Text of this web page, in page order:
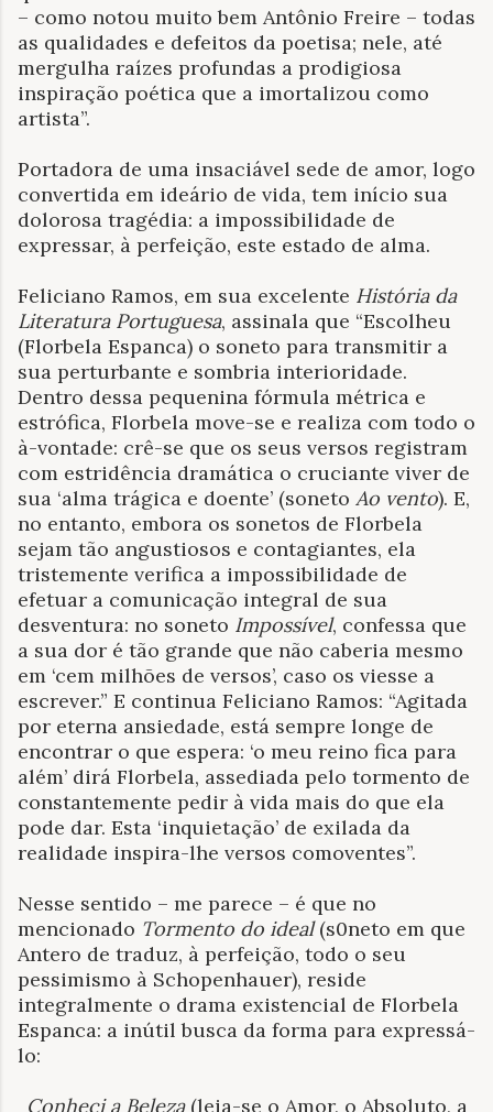
– como notou muito bem Antônio Freire – todas
as qualidades e defeitos da poetisa; nele, até
mergulha raízes profundas a prodigiosa
inspiração poética que a imortalizou como
artista”.
Portadora de uma insaciável sede de amor, logo
convertida em ideário de vida, tem início sua
dolorosa tragédia: a impossibilidade de
expressar, à perfeição, este estado de alma.
Feliciano Ramos, em sua excelente História da
Literatura Portuguesa, assinala que “Escolheu
(Florbela Espanca) o soneto para transmitir a
sua perturbante e sombria interioridade.
Dentro dessa pequenina fórmula métrica e
estrófica, Florbela move-se e realiza com todo o
à-vontade: crê-se que os seus versos registram
com estridência dramática o cruciante viver de
sua ‘alma trágica e doente’ (soneto Ao vento). E,
no entanto, embora os sonetos de Florbela
sejam tão angustiosos e contagiantes, ela
tristemente verifica a impossibilidade de
efetuar a comunicação integral de sua
desventura: no soneto Impossível, confessa que
a sua dor é tão grande que não caberia mesmo
em ‘cem milhões de versos’, caso os viesse a
escrever.” E continua Feliciano Ramos: “Agitada
por eterna ansiedade, está sempre longe de
encontrar o que espera: ‘o meu reino fica para
além’ dirá Florbela, assediada pelo tormento de
constantemente pedir à vida mais do que ela
pode dar. Esta ‘inquietação’ de exilada da
realidade inspira-lhe versos comoventes”.
Nesse sentido – me parece – é que no
mencionado Tormento do ideal(s0neto em que
Antero de traduz, à perfeição, todo o seu
pessimismo à Schopenhauer), reside
integralmente o drama existencial de Florbela
Espanca: a inútil busca da forma para expressá-
lo:
Conheci a Beleza(leia-se o Amor, o Absoluto, a